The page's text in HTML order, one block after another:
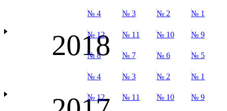
№ 4 № 3 № 2 № 1
2018
№ 12 № 11 № 10 № 9
№ 8 № 7 № 6 № 5
№ 4 № 3 № 2 № 1
№ 12 № 11 № 10 № 9